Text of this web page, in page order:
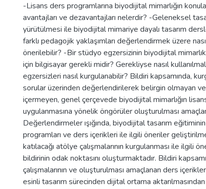
-Lisans ders programlarına biyodijital mimarlığın
avantajları ve dezavantajları nelerdir? -Geleneksel
yürütülmesi ile biyodijital mimariye dayalı tasarım
farklı pedagojik yaklaşımları değerlendirmek üzere
önerilebilir? -Bir stüdyo egzersizinin biyodijital mimarlık
için bilgisayar gerekli midir? Gerekliyse nasıl
egzersizleri nasıl kurgulanabilir? Bildiri kapsamında,
sorular üzerinden değerlendirilerek belirgin olmayan
içermeyen, genel çerçevede biyodijital mimarlığın
uygulanmasına yönelik öngörüler oluşturulması
Değerlendirmeler ışığında, biyodijital tasarım
programları ve ders içerikleri ile ilgili öneriler
katılacağı atölye çalışmalarının kurgulanması ile ilgili
bildirinin odak noktasını oluşturmaktadır. Bildiri
çalışmalarının ve oluşturulması amaçlanan ders
esinli tasarım sürecinden dijital ortama